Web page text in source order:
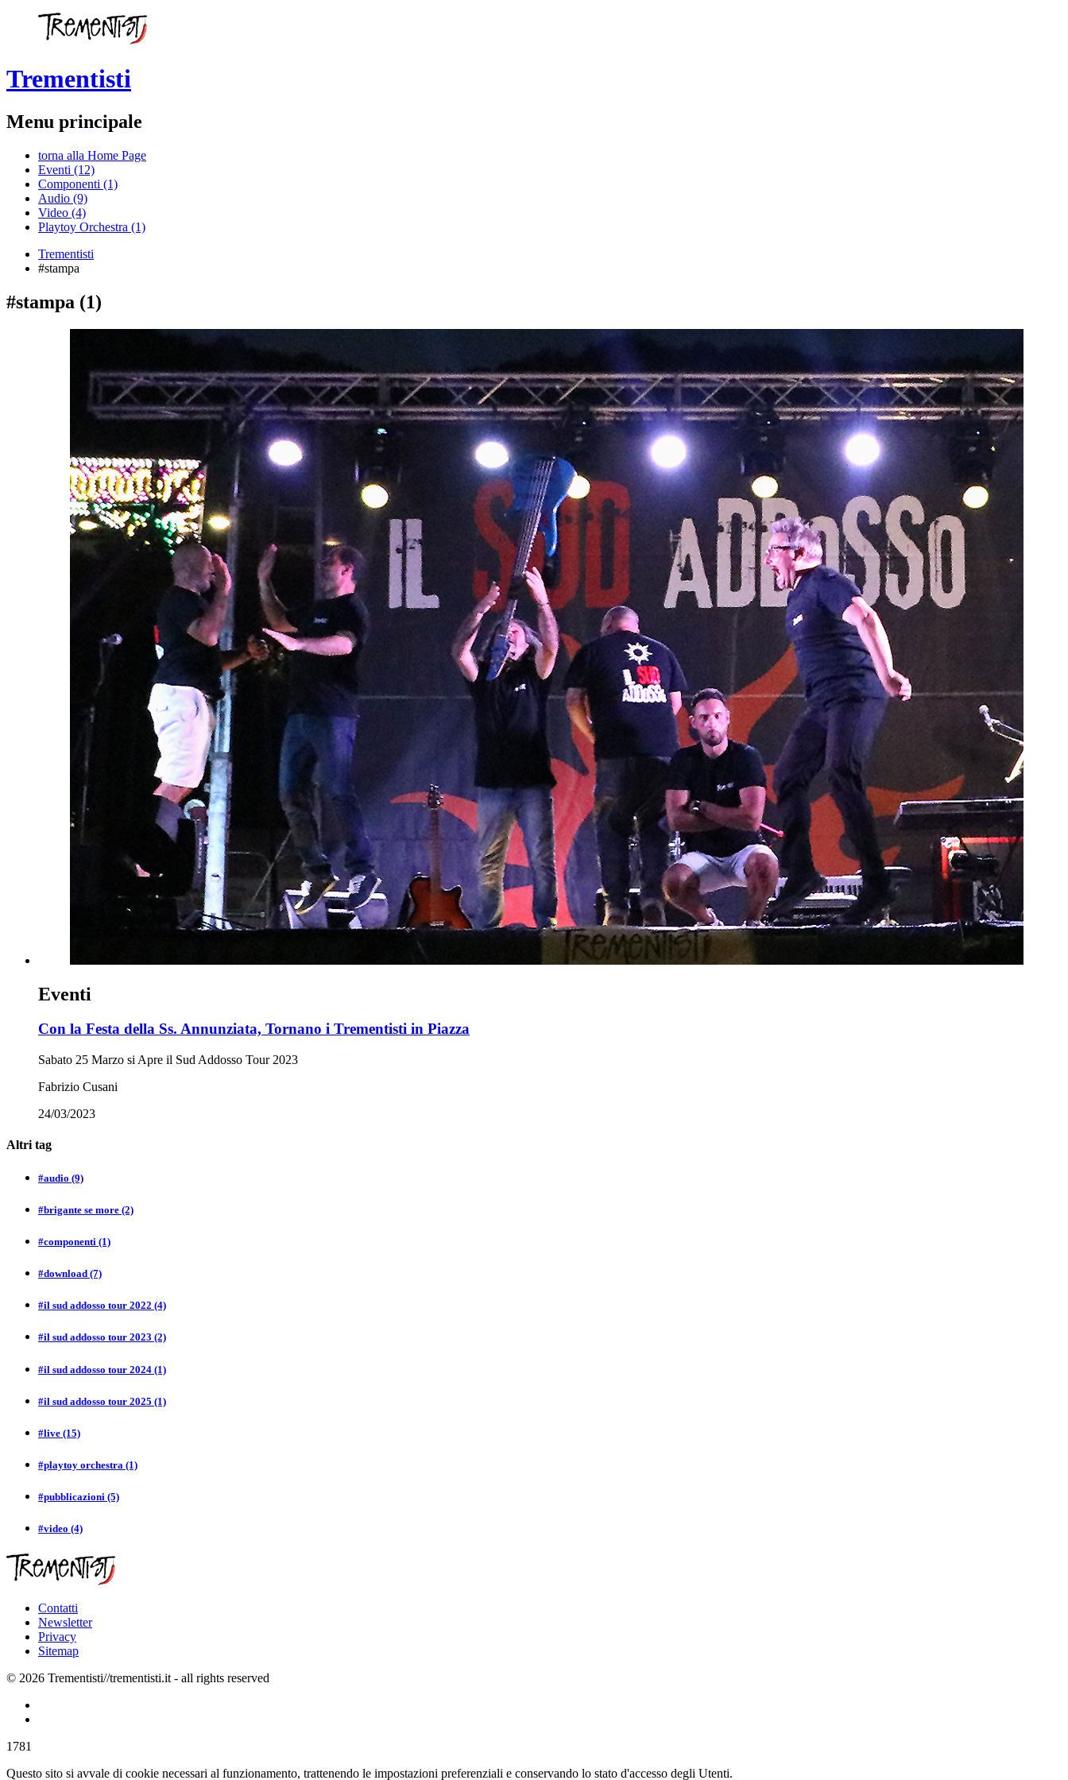
Trementisti
Menu principale
torna alla Home Page
Eventi (12)
Componenti (1)
Audio (9)
Video (4)
Playtoy Orchestra (1)
Trementisti
#stampa
#stampa (1)
Eventi
Con la Festa della Ss. Annunziata, Tornano i Trementisti in Piazza
Sabato 25 Marzo si Apre il Sud Addosso Tour 2023
Fabrizio Cusani
24/03/2023
Altri tag
#audio (9)
#brigante se more (2)
#componenti (1)
#download (7)
#il sud addosso tour 2022 (4)
#il sud addosso tour 2023 (2)
#il sud addosso tour 2024 (1)
#il sud addosso tour 2025 (1)
#live (15)
#playtoy orchestra (1)
#pubblicazioni (5)
#video (4)
Contatti
Newsletter
Privacy
Sitemap
© 2026 Trementisti//trementisti.it - all rights reserved
1781
Questo sito si avvale di cookie necessari al funzionamento, trattenendo le impostazioni preferenziali e conservando lo stato d'accesso degli Utenti.